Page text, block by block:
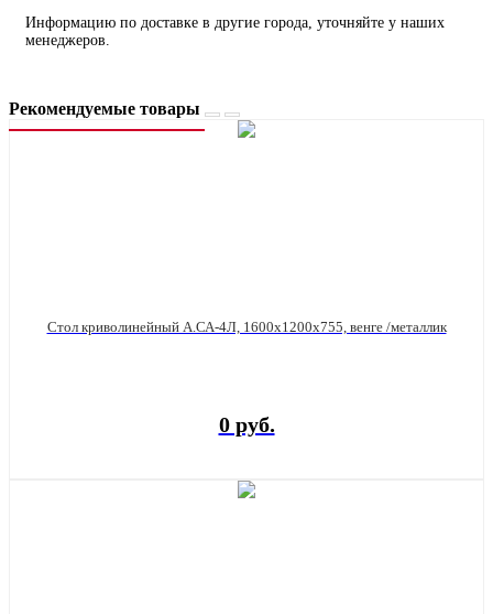
Информацию по доставке в другие города, уточняйте у наших
менеджеров.
Рекомендуемые товары
Стол криволинейный А.СА-4Л, 1600х1200х755, венге /металлик
0 руб.